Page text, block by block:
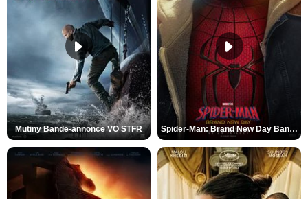
Mutiny Bande-annonce VO STFR Spider-Man: Brand New Day Bande-annonce VO STFR